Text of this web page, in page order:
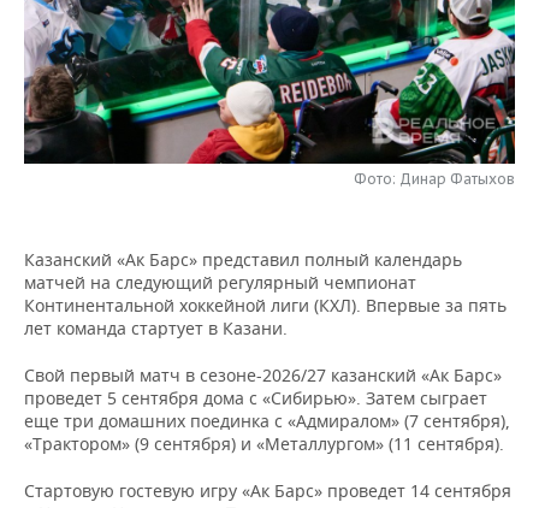
НЕФТЬ
ОПК
ЭНЕРГЕТИКА
РОЗНИЧНАЯ ТОРГОВЛЯ
ТРАНСПОРТ
УСЛУГИ
НОВОСТИ ТЕХНОЛОГИЙ
IT
МЕДИА
МЕРОПРИЯТИЯ
НОВОСТИ МЕРОПРИЯТИЙ
ВЫЕЗДНАЯ РЕДАКЦИЯ
ОТКРЫТАЯ ЛЕКЦИЯ
СПОРТ
НОВОСТИ СПОРТА
БАСКЕТБОЛ
КИБЕРСПОРТ
ФИГУРНОЕ КАТАНИЕ
ОБЩЕСТВО
ИНФРАСТРУКТУРА
КУЛЬТУРА
МЕДИЦИНА
СПРАВОЧНИК
СПИСОК ПЕРСОН
СПИСОК КОМПАНИЙ
Фото: Динар Фатыхов
Казанский «Ак Барс» представил полный календарь
матчей на следующий регулярный чемпионат
Континентальной хоккейной лиги (КХЛ). Впервые за пять
лет команда стартует в Казани.
Свой первый матч в сезоне-2026/27 казанский «Ак Барс»
проведет 5 сентября дома с «Сибирью». Затем сыграет
еще три домашних поединка с «Адмиралом» (7 сентября),
«Трактором» (9 сентября) и «Металлургом» (11 сентября).
Стартовую гостевую игру «Ак Барс» проведет 14 сентября